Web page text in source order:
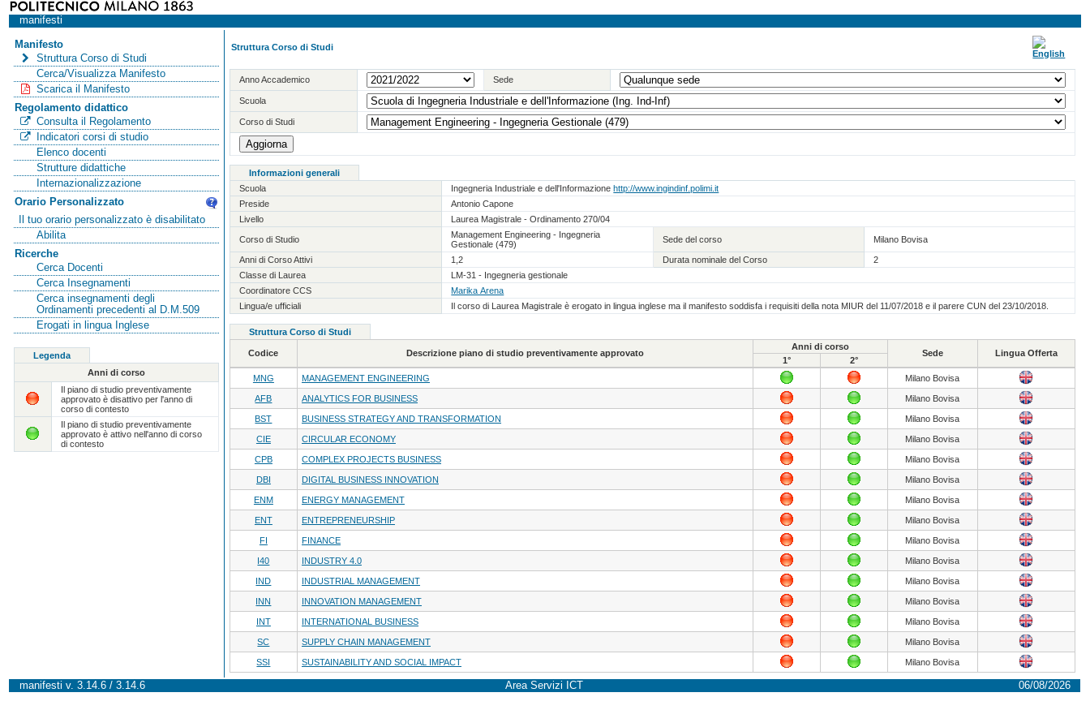
manifesti
Manifesto
Struttura Corso di Studi
Cerca/Visualizza Manifesto
Scarica il Manifesto
Regolamento didattico
Consulta il Regolamento
Indicatori corsi di studio
Elenco docenti
Strutture didattiche
Internazionalizzazione
Orario Personalizzato
Il tuo orario personalizzato è disabilitato
Abilita
Ricerche
Cerca Docenti
Cerca Insegnamenti
Cerca insegnamenti degli
Ordinamenti precedenti al D.M.509
Erogati in lingua Inglese
Legenda
Anni di corso
Il piano di studio preventivamente
approvato è disattivo per l'anno di
corso di contesto
Il piano di studio preventivamente
approvato è attivo nell'anno di corso
di contesto
Struttura Corso di Studi
Anno Accademico Sede
Scuola
Corso di Studi
Informazioni generali
Scuola
Ingegneria Industriale e dell'Informazionehttp://www.ingindinf.polimi.it
Preside
Antonio Capone
Livello
Laurea Magistrale - Ordinamento 270/04
Corso di Studio
Management Engineering - Ingegneria
Gestionale (479)
Sede del corso Milano Bovisa
Anni di Corso Attivi 1,2 Durata nominale del Corso
2
Classe di Laurea
LM-31 - Ingegneria gestionale
Coordinatore CCS
Marika Arena
Lingua/e ufficiali
Il corso di Laurea Magistrale è erogato in lingua inglese ma il manifesto soddisfa i requisiti della nota MIUR del 11/07/2018 e il parere CUN del 23/10/2018.
Struttura Corso di Studi
Codice Descrizione piano di studio preventivamente approvato
Anni di corso
Sede Lingua Offerta
1°
2°
MNG
MANAGEMENT ENGINEERING Milano Bovisa
AFB ANALYTICS FOR BUSINESS Milano Bovisa
BST BUSINESS STRATEGY AND TRANSFORMATION Milano Bovisa
CIE CIRCULAR ECONOMY Milano Bovisa
CPB COMPLEX PROJECTS BUSINESS Milano Bovisa
DBI DIGITAL BUSINESS INNOVATION Milano Bovisa
ENM ENERGY MANAGEMENT Milano Bovisa
ENT ENTREPRENEURSHIP Milano Bovisa
FI FINANCE Milano Bovisa
I40 INDUSTRY 4.0 Milano Bovisa
IND INDUSTRIAL MANAGEMENT Milano Bovisa
INN INNOVATION MANAGEMENT Milano Bovisa
INT INTERNATIONAL BUSINESS Milano Bovisa
SC SUPPLY CHAIN MANAGEMENT Milano Bovisa
SSI SUSTAINABILITY AND SOCIAL IMPACT Milano Bovisa
manifesti v. 3.14.6 / 3.14.6 Area Servizi ICT 06/08/2026